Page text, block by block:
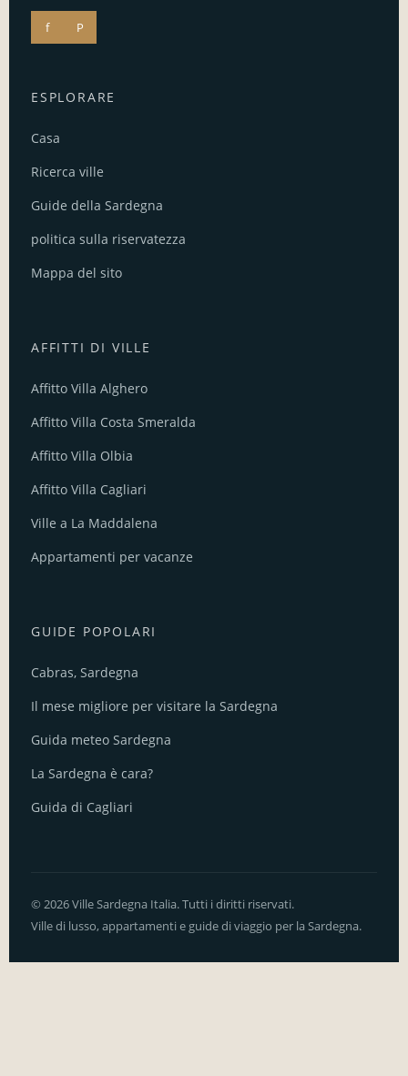
f P
ESPLORARE
Casa
Ricerca ville
Guide della Sardegna
politica sulla riservatezza
Mappa del sito
AFFITTI DI VILLE
Affitto Villa Alghero
Affitto Villa Costa Smeralda
Affitto Villa Olbia
Affitto Villa Cagliari
Ville a La Maddalena
Appartamenti per vacanze
GUIDE POPOLARI
Cabras, Sardegna
Il mese migliore per visitare la Sardegna
Guida meteo Sardegna
La Sardegna è cara?
Guida di Cagliari
© 2026 Ville Sardegna Italia. Tutti i diritti riservati.
Ville di lusso, appartamenti e guide di viaggio per la Sardegna.